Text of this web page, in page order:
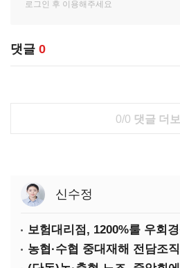
댓글 0
0/0 댓글 더보
신수정
보험대리점, 1200%룰 우회
농협·수협 중대재해 전담조